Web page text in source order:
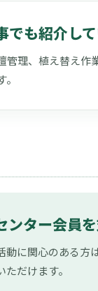
でも紹介し
管理、植え替え
ンター会員
動に関心のある方
だけます。